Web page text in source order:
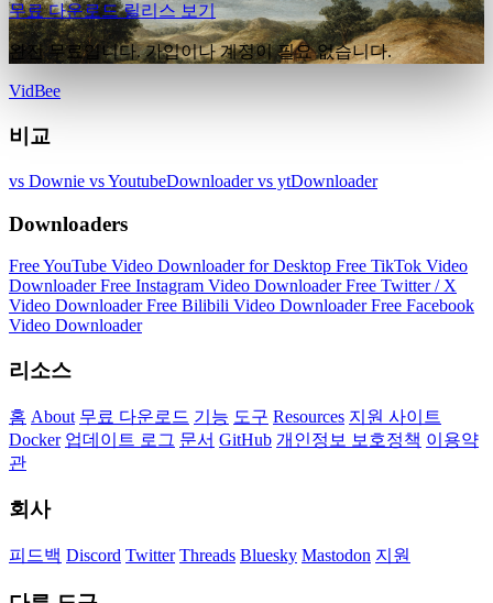
무료 다운로드릴리스 보기
완전 무료입니다. 가입이나 계정이 필요 없습니다.
VidBee
비교
vs Downie vs YoutubeDownloadervs ytDownloader
Downloaders
Free YouTube Video Downloader for Desktop Free TikTok Video
DownloaderFree Instagram Video DownloaderFree Twitter / X
Video DownloaderFree Bilibili Video DownloaderFree Facebook
Video Downloader
리소스
홈 About 무료 다운로드 기능 도구 Resources 지원 사이트
Docker 업데이트 로그 문서 GitHub 개인정보 보호정책 이용약
관
회사
피드백 Discord Twitter Threads Bluesky Mastodon 지원